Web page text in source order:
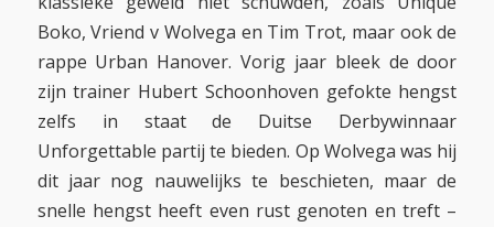
Boko, Vriend v Wolvega en Tim Trot, maar ook de
rappe Urban Hanover. Vorig jaar bleek de door
zijn trainer Hubert Schoonhoven gefokte hengst
zelfs in staat de Duitse Derbywinnaar
Unforgettable partij te bieden. Op Wolvega was hij
dit jaar nog nauwelijks te beschieten, maar de
snelle hengst heeft even rust genoten en treft –